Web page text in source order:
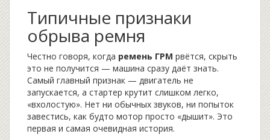
Типичные признаки
обрыва ремня
Честно говоря, когда ремень ГРМ рвётся, скрыть
это не получится — машина сразу даёт знать.
Самый главный признак — двигатель не
запускается, а стартер крутит слишком легко,
«вхолостую». Нет ни обычных звуков, ни попыток
завестись, как будто мотор просто «дышит». Это
первая и самая очевидная история.